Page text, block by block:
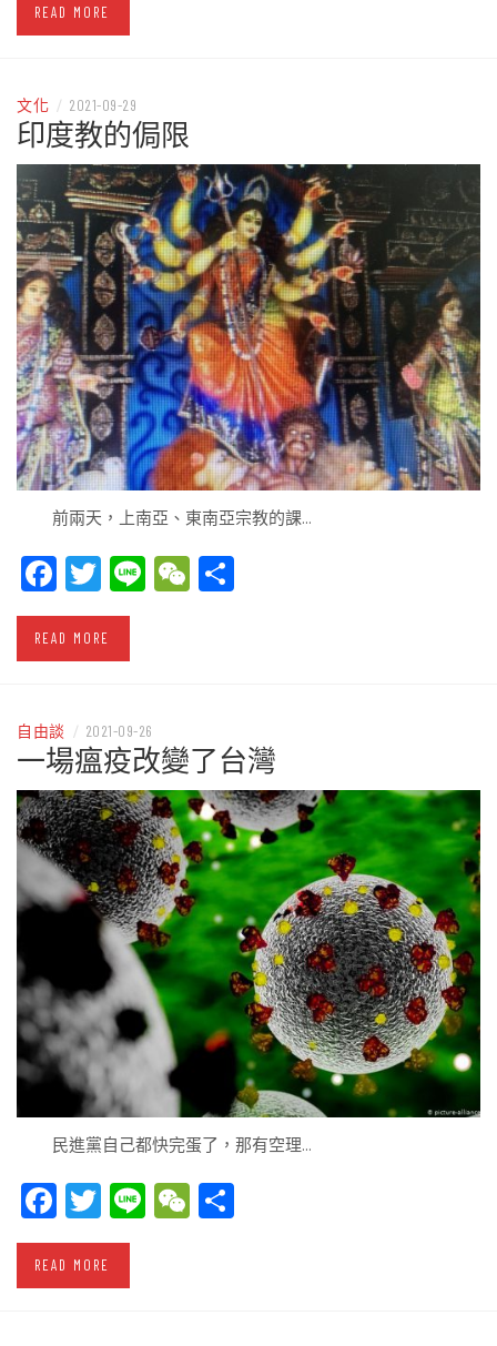
READ MORE
文化 / 2021-09-29
印度教的侷限
前兩天，上南亞、東南亞宗教的課…
Facebook
Twitter
LineWeChat
READ MORE
自由談 / 2021-09-26
一場瘟疫改變了台灣
民進黨自己都快完蛋了，那有空理…
Facebook
Twitter
LineWeChat
READ MORE